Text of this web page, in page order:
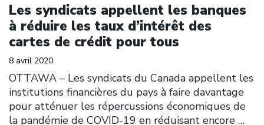
Les syndicats appellent les banques
à réduire les taux d’intérêt des
cartes de crédit pour tous
8 avril 2020
OTTAWA – Les syndicats du Canada appellent les
institutions financières du pays à faire davantage
pour atténuer les répercussions économiques de
la pandémie de COVID-19 en réduisant encore …